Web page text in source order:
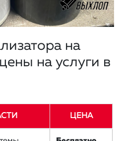
на
на услуги в
ЦЕНА